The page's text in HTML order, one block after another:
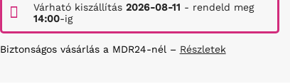
Várható kiszállítás 2026-08-11 - rendeld meg
14:00-ig
Biztonságos vásárlás a MDR24-nél – Részletek